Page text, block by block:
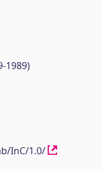
1989)
InC/1.0/